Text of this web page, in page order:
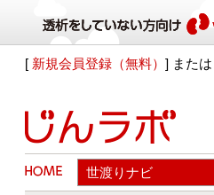
[ 新規会員登録（無料）] また